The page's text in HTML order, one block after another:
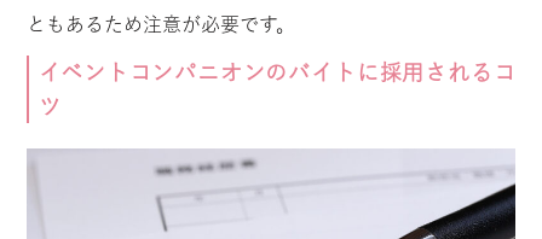
ともあるため注意が必要です。
イベントコンパニオンのバイトに採用されるコ
ツ